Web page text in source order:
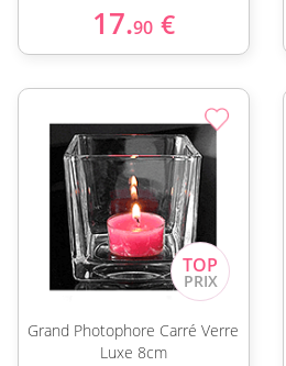
17.90 €
Grand Photophore Carré Verre
Luxe 8cm